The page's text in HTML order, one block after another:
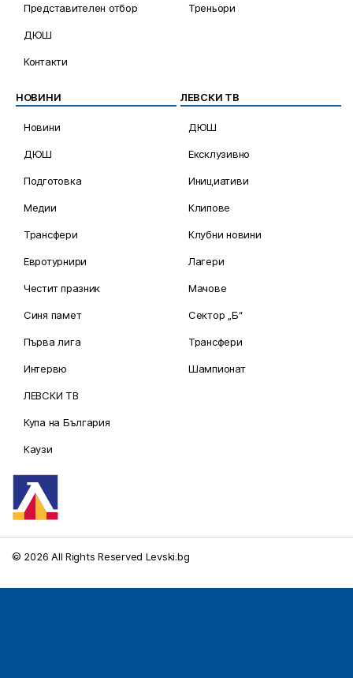
Представителен отбор
ДЮШ
Контакти
Треньори
НОВИНИ
Новини
ДЮШ
Подготовка
Медии
Трансфери
Евротурнири
Честит празник
Синя памет
Първа лига
Интервю
ЛЕВСКИ ТВ
Купа на България
Каузи
ЛЕВСКИ ТВ
ДЮШ
Ексклузивно
Инициативи
Клипове
Клубни новини
Лагери
Мачове
Сектор „Б“
Трансфери
Шампионат
© 2026 All Rights Reserved Levski.bg